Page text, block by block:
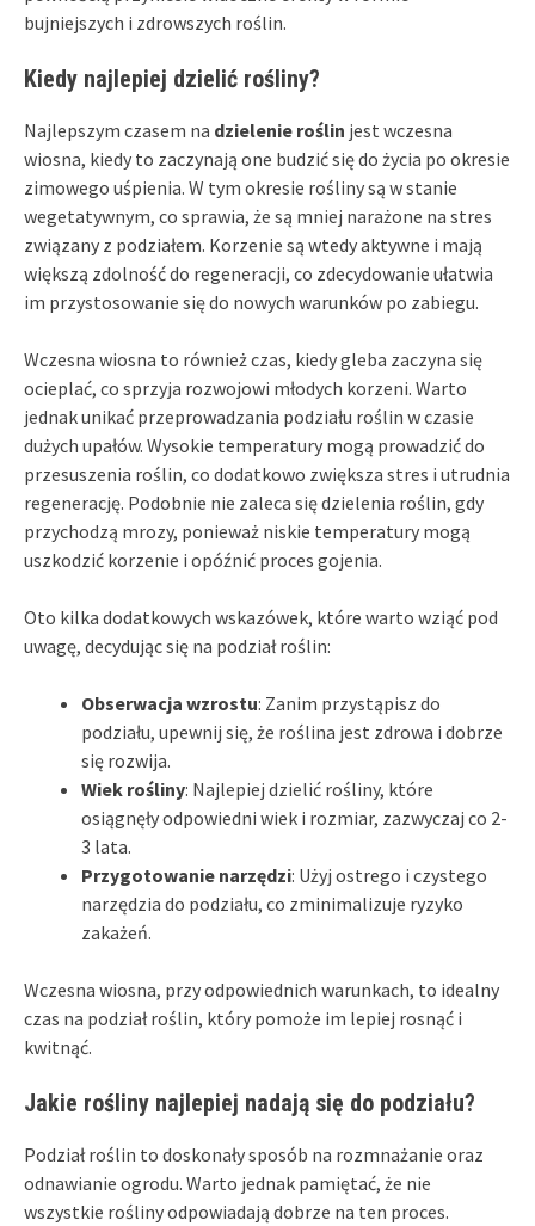
bujniejszych i zdrowszych roślin.
Kiedy najlepiej dzielić rośliny?
Najlepszym czasem na dzielenie roślin jest wczesna
wiosna, kiedy to zaczynają one budzić się do życia po okresie
zimowego uśpienia. W tym okresie rośliny są w stanie
wegetatywnym, co sprawia, że są mniej narażone na stres
związany z podziałem. Korzenie są wtedy aktywne i mają
większą zdolność do regeneracji, co zdecydowanie ułatwia
im przystosowanie się do nowych warunków po zabiegu.
Wczesna wiosna to również czas, kiedy gleba zaczyna się
ocieplać, co sprzyja rozwojowi młodych korzeni. Warto
jednak unikać przeprowadzania podziału roślin w czasie
dużych upałów. Wysokie temperatury mogą prowadzić do
przesuszenia roślin, co dodatkowo zwiększa stres i utrudnia
regenerację. Podobnie nie zaleca się dzielenia roślin, gdy
przychodzą mrozy, ponieważ niskie temperatury mogą
uszkodzić korzenie i opóźnić proces gojenia.
Oto kilka dodatkowych wskazówek, które warto wziąć pod
uwagę, decydując się na podział roślin:
Obserwacja wzrostu: Zanim przystąpisz do
podziału, upewnij się, że roślina jest zdrowa i dobrze
się rozwija.
Wiek rośliny: Najlepiej dzielić rośliny, które
osiągnęły odpowiedni wiek i rozmiar, zazwyczaj co 2-
3 lata.
Przygotowanie narzędzi: Użyj ostrego i czystego
narzędzia do podziału, co zminimalizuje ryzyko
zakażeń.
Wczesna wiosna, przy odpowiednich warunkach, to idealny
czas na podział roślin, który pomoże im lepiej rosnąć i
kwitnąć.
Jakie rośliny najlepiej nadają się do podziału?
Podział roślin to doskonały sposób na rozmnażanie oraz
odnawianie ogrodu. Warto jednak pamiętać, że nie
wszystkie rośliny odpowiadają dobrze na ten proces.